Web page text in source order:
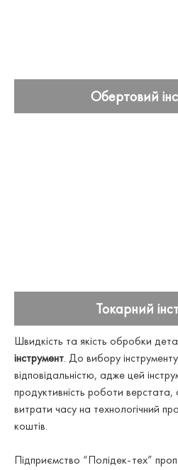
Обертовий
Токарний
Швидкість та якість обробки
інструмент. До вибору
відповідальністю, адже цей
продуктивність роботи
витрати часу на технологічний
коштів.
Підприємство “Полідек-тех”